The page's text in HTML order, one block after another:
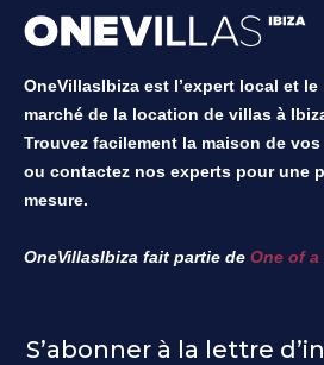
OneVillasIbiza est l’expert local et le
marché de la location de villas à
Trouvez facilement la maison de
ou contactez nos experts pour une
mesure.
OneVillasIbiza fait partie de One of
S’abonner à la lettre